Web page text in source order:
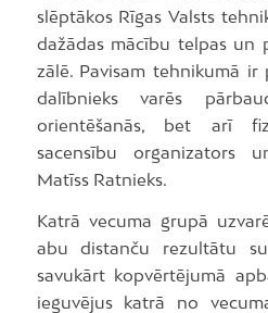
slēptākos Rīgas Valsts
dažādas mācību telpas un
zālē. Pavisam tehnikumā ir
dalībnieks varēs
orientēšanās, bet arī
sacensību organizators
Matīss Ratnieks.
Katrā vecuma grupā
abu distanču rezultātu
savukārt kopvērtējumā
ieguvējus katrā no